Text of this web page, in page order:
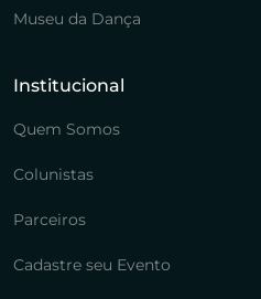
Museu da Dança
Institucional
Quem Somos
Colunistas
Parceiros
Cadastre seu Evento